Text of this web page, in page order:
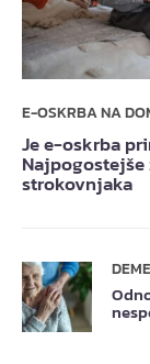
E-OSKRBA NA
Je e-oskrba
strokovnjaka